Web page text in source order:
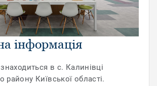
інформація
в с. Калинівці
району Київської області.